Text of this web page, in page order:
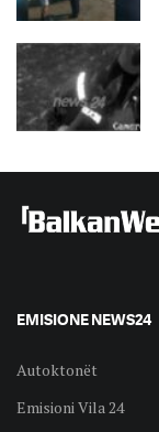
EMISIONE NEWS24
Autoktonët
Emisioni Vila 24